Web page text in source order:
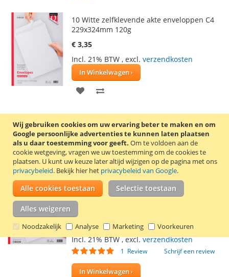
Wij gebruiken cookies om uw ervaring beter te maken en om
Google persoonlijke advertenties te kunnen laten plaatsen
als u daar toestemming voor geeft. Om te voldoen aan de
cookie wetgeving, vragen we uw toestemming om de cookies te
plaatsen. U kunt uw keuze later altijd wijzigen op de pagina met ons
privacybeleid. Bekijk hier het privacybeleid van Google.
Alle cookies toestaan Selectie toestaan
Alles weigeren
Noodzakelijk Analyse Marketing Voorkeuren
10 Witte zelfklevende akte enveloppen C4
229x324mm 120g
€ 3,35
Incl. 21% BTW , excl. verzendkosten
In Winkelwagen
VOEG
AAN
VERLANGLIJST
TE
VERGELIJKEN
Pak met 10 witte akte enveloppen, met
zelfklevende plakstrip, van het merk
Quantore. Deze akte enveloppen hebben
het formaat 229 x 324 mm (C4) en zijn
daardoor zeer geschikt voor het versturen
van ongevouwen A4 documenten.
Papiergewicht: 120 g/m2 .Lees verder
50 Witte zelfklevende enveloppen EA5/6
€ 3,30
Incl. 21% BTW, excl.verzendkosten
Waardering:
1 Review Schrijf een review
In Winkelwagen